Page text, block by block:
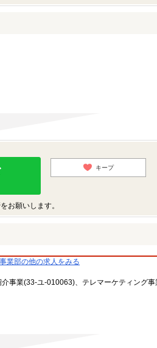
キープ
お願いします。
業部の他の求人をみる
事業(33-ユ-010063)、テレマーケティング事